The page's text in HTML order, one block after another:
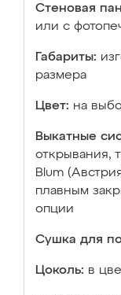
Стеновая
или с
Габариты:
размера
Цвет: на
Выкатные
открывания,
Blum
плавным
опции
Сушка для
Цоколь: в